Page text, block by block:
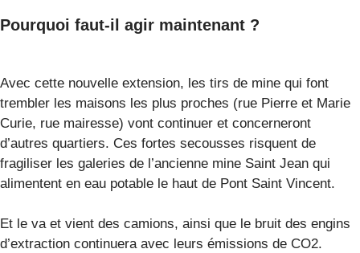
Pourquoi faut-il agir maintenant ?
Avec cette nouvelle extension, les tirs de mine qui font
trembler les maisons les plus proches (rue Pierre et Marie
Curie, rue mairesse) vont continuer et concerneront
d’autres quartiers. Ces fortes secousses risquent de
fragiliser les galeries de l’ancienne mine Saint Jean qui
alimentent en eau potable le haut de Pont Saint Vincent.
Et le va et vient des camions, ainsi que le bruit des engins
d’extraction continuera avec leurs émissions de CO2.